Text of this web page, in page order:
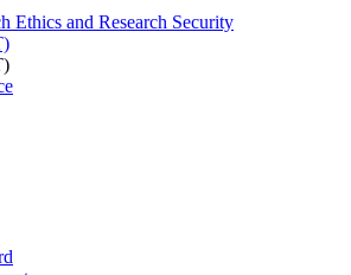
Ethics and Research Security